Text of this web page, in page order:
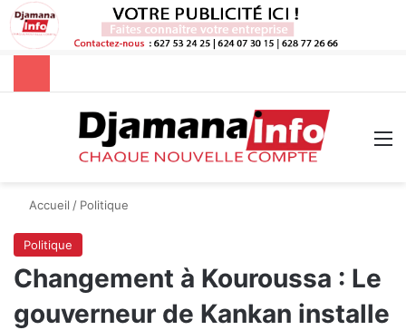
Rechercher
Accueil / Politique
Politique
Changement à Kouroussa : Le
gouverneur de Kankan installe